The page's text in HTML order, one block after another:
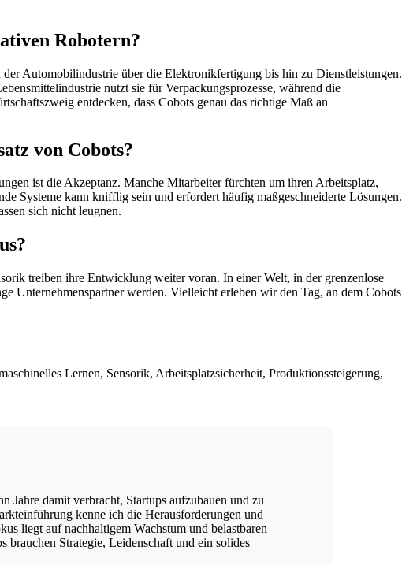
Robotern?
Automobilindustrie über die Elektronikfertigung bis hin zu Dienstleistungen.
nutzt sie für Verpackungsprozesse, während die
entdecken, dass Cobots genau das richtige Maß an
von Cobots?
ist die Akzeptanz. Manche Mitarbeiter fürchten um ihren Arbeitsplatz,
Systeme kann knifflig sein und erfordert häufig maßgeschneiderte Lösungen.
sich nicht leugnen.
treiben ihre Entwicklung weiter voran. In einer Welt, in der grenzenlose
Unternehmenspartner werden. Vielleicht erleben wir den Tag, an dem Cobots
Lernen, Sensorik, Arbeitsplatzsicherheit, Produktionssteigerung,
Jahre damit verbracht, Startups aufzubauen und zu
kenne ich die Herausforderungen und
liegt auf nachhaltigem Wachstum und belastbaren
brauchen Strategie, Leidenschaft und ein solides